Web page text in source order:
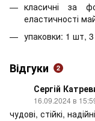
класичні за
еластичності
упаковки: 1 шт,
Відгуки 2
Сергій
16.09.2024 в
чудові, стійкі,